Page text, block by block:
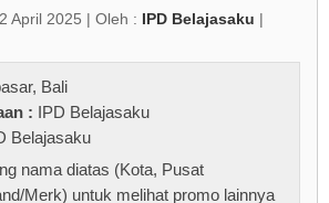
April 2025 | Oleh : IPD Belajasaku |
, Bali
: IPD Belajasaku
Belajasaku
nama diatas (Kota, Pusat
Merk) untuk melihat promo lainnya